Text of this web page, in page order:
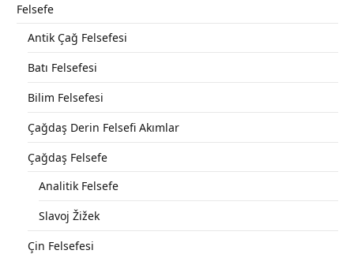
Felsefe
Antik Çağ Felsefesi
Batı Felsefesi
Bilim Felsefesi
Çağdaş Derin Felsefi Akımlar
Çağdaş Felsefe
Analitik Felsefe
Slavoj Žižek
Çin Felsefesi